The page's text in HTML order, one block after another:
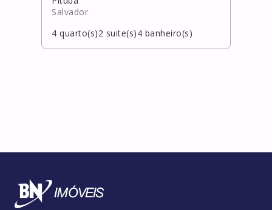
Salvador
4 quarto(s)2 suite(s)4 banheiro(s)